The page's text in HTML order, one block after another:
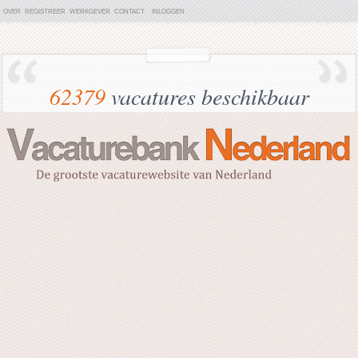
OVER REGISTREER WERKGEVER CONTACT INLOGGEN
62379vacatures beschikbaar